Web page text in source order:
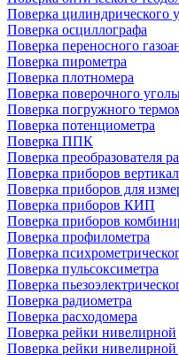
Поверка цилиндрического
Поверка осциллографа
Поверка переносного
Поверка пирометра
Поверка плотномера
Поверка поверочного
Поверка погружного
Поверка потенциометра
Поверка ППК
Поверка преобразователя
Поверка приборов
Поверка приборов для
Поверка приборов КИП
Поверка приборов
Поверка профилометра
Поверка
Поверка пульсоксиметра
Поверка
Поверка радиометра
Поверка расходомера
Поверка рейки нивелирной
Поверка рейки